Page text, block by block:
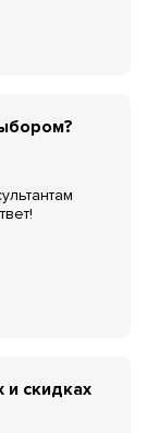
скидках